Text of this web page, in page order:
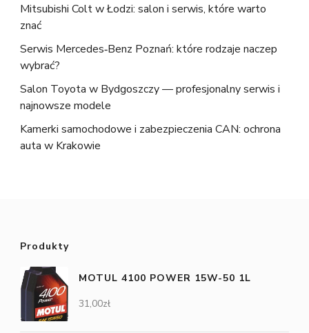
Mitsubishi Colt w Łodzi: salon i serwis, które warto
znać
Serwis Mercedes‑Benz Poznań: które rodzaje naczep
wybrać?
Salon Toyota w Bydgoszczy — profesjonalny serwis i
najnowsze modele
Kamerki samochodowe i zabezpieczenia CAN: ochrona
auta w Krakowie
Produkty
MOTUL 4100 POWER 15W-50 1L
31,00zł